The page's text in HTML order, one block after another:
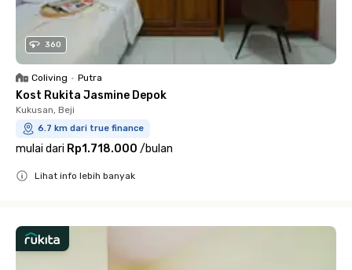
360
Coliving • Putra
Kost Rukita Jasmine Depok
Kukusan, Beji
6.7 km dari true finance
mulai dari Rp1.718.000 /bulan
Lihat info lebih banyak